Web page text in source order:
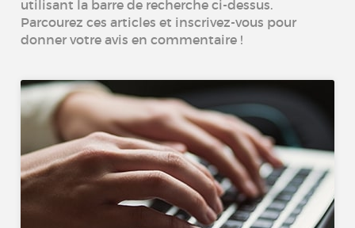
utilisant la barre de recherche ci-dessus.
Parcourez ces articles et inscrivez-vous pour
donner votre avis en commentaire !